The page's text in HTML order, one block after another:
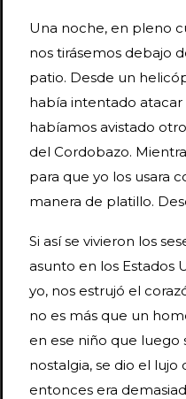
Una noche, en pleno
nos tirásemos debajo
patio. Desde un
había intentado atacar
habíamos avistado
del Cordobazo.
para que yo los usara
manera de platillo.
Si así se vivieron los
asunto en los Estados
yo, nos estrujó el
no es más que un
en ese niño que
nostalgia, se dio el
entonces era